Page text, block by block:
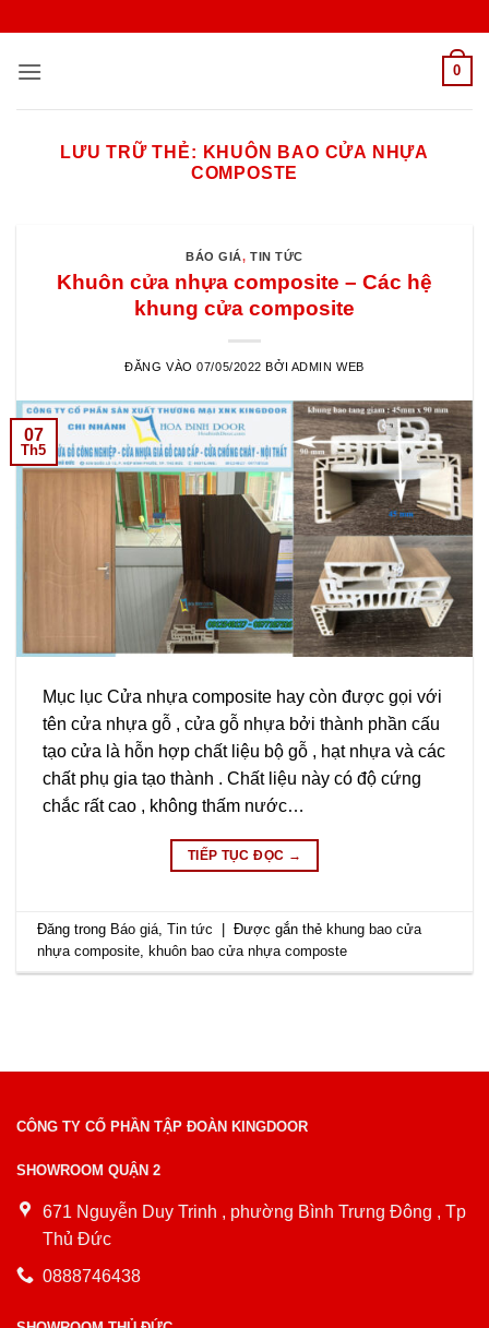
nội
0
LƯU TRỮ THẺ: KHUÔN BAO CỬA NHỰA
COMPOSTE
BÁO GIÁ,TIN TỨC
Khuôn cửa nhựa composite – Các hệ
khung cửa composite
ĐĂNG VÀO07/05/2022 BỞI ADMIN WEB
07
Th5
Mục lục Cửa nhựa composite hay còn được gọi với
tên cửa nhựa gỗ , cửa gỗ nhựa bởi thành phần cấu
tạo cửa là hỗn hợp chất liệu bộ gỗ , hạt nhựa và các
chất phụ gia tạo thành . Chất liệu này có độ cứng
chắc rất cao , không thấm nước…
TIẾP TỤC ĐỌC →
Đăng trong Báo giá,Tin tức Được gắn thẻ khung bao cửa
nhựa composite, khuôn bao cửa nhựa composte
CÔNG TY CỔ PHẦN TẬP ĐOÀN KINGDOOR
SHOWROOM QUẬN 2
671 Nguyễn Duy Trinh , phường Bình Trưng Đông , Tp
Thủ Đức
0888746438